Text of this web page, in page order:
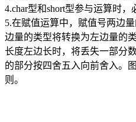
4.char型和short型参与运算时，
5.在赋值运算中，赋值号两边
边量的类型将转换为左边量的
长度左边长时，将丢失一部分
的部分按四舍五入向前舍入。
则。